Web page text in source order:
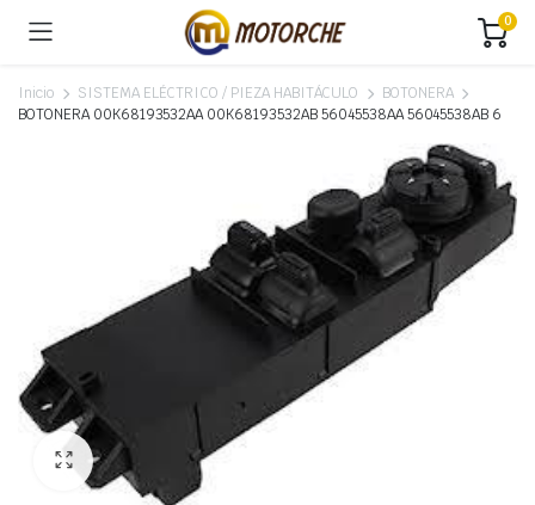
0
Inicio SISTEMA ELÉCTRICO / PIEZA HABITÁCULO
BOTONERA
BOTONERA 00K68193532AA 00K68193532AB 56045538AA 56045538AB 6